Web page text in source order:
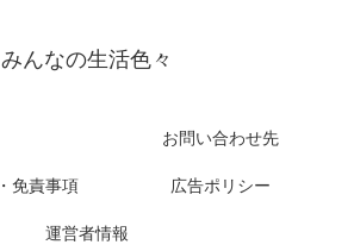
みんなの生活色々
お問い合わせ先
免責事項 広告ポリシー
運営者情報